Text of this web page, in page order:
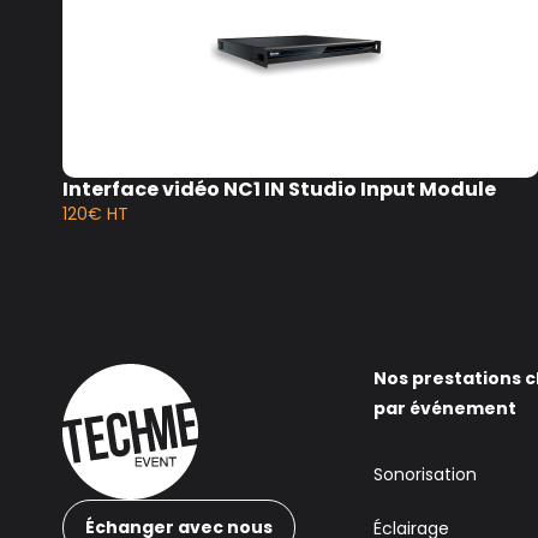
Interface vidéo NC1 IN Studio Input Module
120€ HT
Échanger avec nous
Nos prestations
par événement
Sonorisation
Éclairage